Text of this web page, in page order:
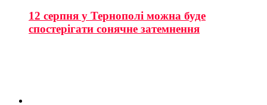
12 серпня у Тернополі можна буде
спостерігати сонячне затемнення